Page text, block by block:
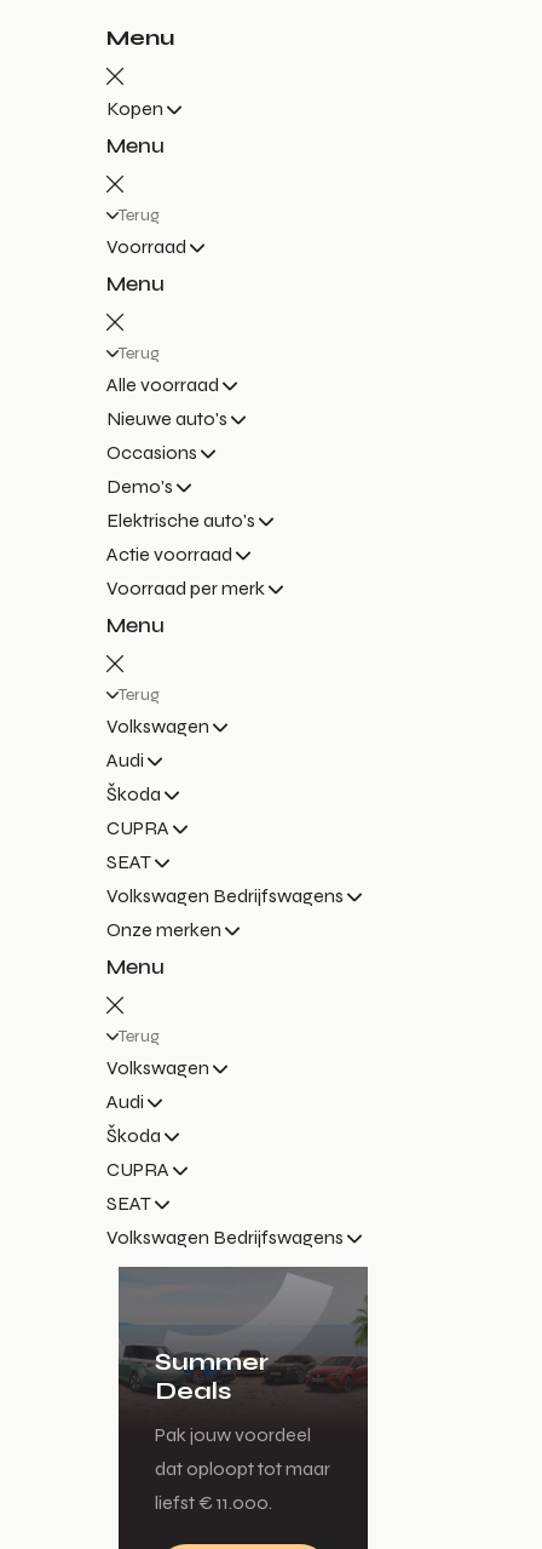
Menu
Kopen
Menu
Terug
Voorraad
Menu
Terug
Alle voorraad
Nieuwe auto's
Occasions
Demo's
Elektrische auto's
Actie voorraad
Voorraad per merk
Menu
Terug
Volkswagen
Audi
Škoda
CUPRA
SEAT
Volkswagen Bedrijfswagens
Onze merken
Menu
Terug
Volkswagen
Audi
Škoda
CUPRA
SEAT
Volkswagen Bedrijfswagens
Summer
Deals
Pak jouw voordeel
dat oploopt tot maar
liefst € 11.000.